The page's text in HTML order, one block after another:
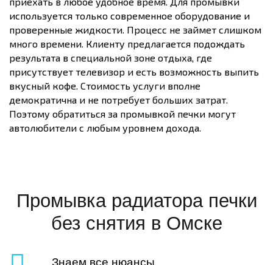
используется только современное оборудование и
проверенные жидкости. Процесс не займет слишком
много времени. Клиенту предлагается подождать
результата в специальной зоне отдыха, где
присутствует телевизор и есть возможность выпить
вкусный кофе. Стоимость услуги вполне
демократична и не потребует больших затрат.
Поэтому обратиться за промывкой печки могут
автолюбители с любым уровнем дохода.
Промывка радиатора печки
без снятия в Омске
Знаем все нюансы